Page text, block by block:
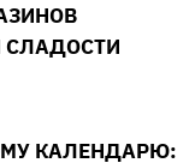
КАЛЕНДАРЮ: